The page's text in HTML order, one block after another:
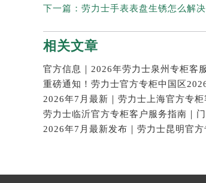
下一篇： 劳力士手表表盘生锈怎么解决
相关文章